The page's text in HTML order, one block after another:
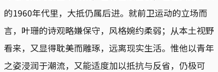
的1960年代里，大抵仍属后进。就前卫运动的立场而
言，叶珊的诗观略嫌保守，风格婉约柔弱；从本土视野
看来，又显得耽美而雕琢，远离现实生活。惟他以青年
之姿浸润于潮流，又能适度加以抵抗与反省，仍极可